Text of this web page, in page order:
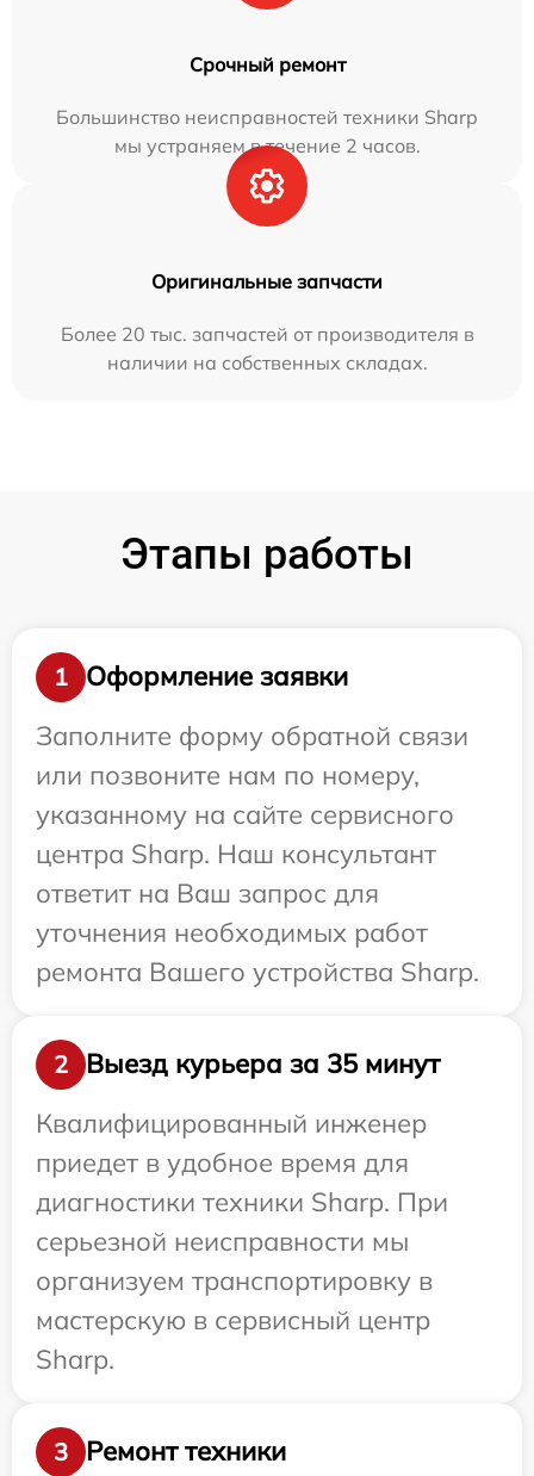
Срочный ремонт
Большинство неисправностей техники Sharp
мы устраняем в течение 2 часов.
Оригинальные запчасти
Более 20 тыс. запчастей от производителя в
наличии на собственных складах.
Этапы работы
1
Оформление заявки
Заполните форму обратной связи
или позвоните нам по номеру,
указанному на сайте сервисного
центра Sharp. Наш консультант
ответит на Ваш запрос для
уточнения необходимых работ
ремонта Вашего устройства Sharp.
2
Выезд курьера за 35 минут
Квалифицированный инженер
приедет в удобное время для
диагностики техники Sharp. При
серьезной неисправности мы
организуем транспортировку в
мастерскую в сервисный центр
Sharp.
3 Ремонт техники